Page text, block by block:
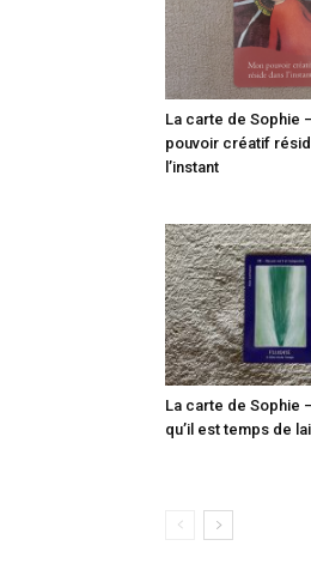
La carte de Sophie
pouvoir créatif
l’instant
La carte de Sophie
qu’il est temps de